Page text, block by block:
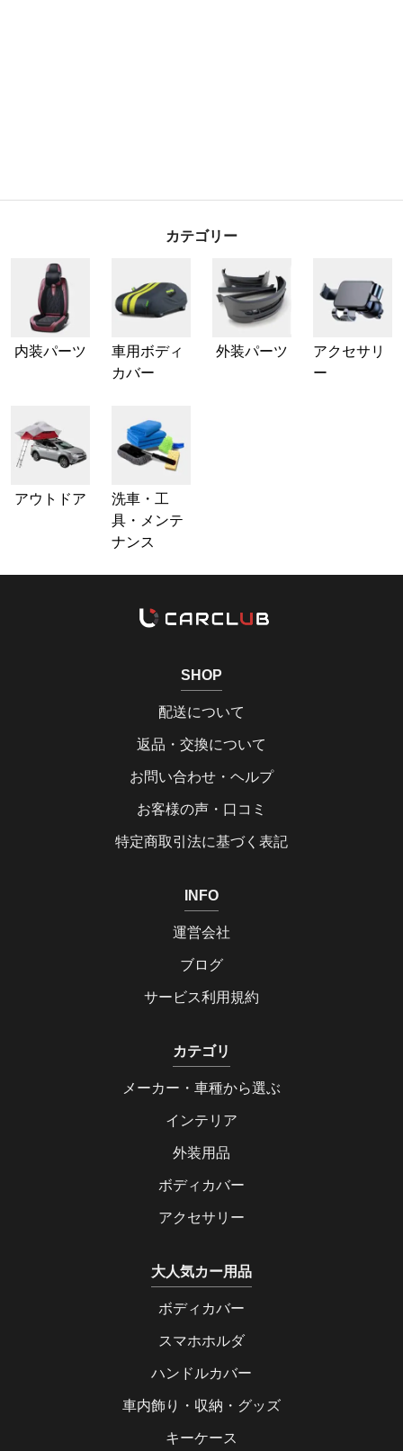
カテゴリー
内装パーツ
車用ボディ
カバー
外装パーツ
アクセサリ
ー
アウトドア
洗車・工
具・メンテ
ナンス
SHOP
配送について
返品・交換について
お問い合わせ・ヘルプ
お客様の声・口コミ
特定商取引法に基づく表記
INFO
運営会社
ブログ
サービス利用規約
カテゴリ
メーカー・車種から選ぶ
インテリア
外装用品
ボディカバー
アクセサリー
大人気カー用品
ボディカバー
スマホホルダ
ハンドルカバー
車内飾り・収納・グッズ
キーケース